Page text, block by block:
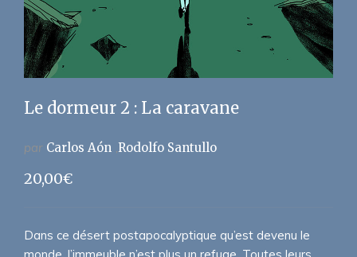
Le dormeur 2 : La caravane
par Carlos Aón Rodolfo Santullo
20,00€
Dans ce désert postapocalyptique qu’est devenu le